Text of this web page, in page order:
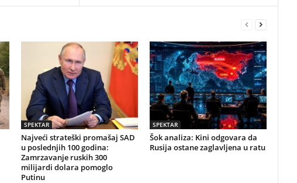
SPEKTAR
Najveći strateški promašaj SAD
u poslednjih 100 godina:
Zamrzavanje ruskih 300
milijardi dolara pomoglo
Putinu
SPEKTAR
Šok analiza: Kini odgovara da
Rusija ostane zaglavljena u ratu